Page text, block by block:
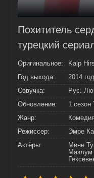
Похититель
турецкий
Оригинальное:
Kalp
Год выхода:
2014 год
Озвучка:
Рус.
Обновление:
1 сезон
Жанр:
Режиссер:
Эмре
Актёры:
Мине